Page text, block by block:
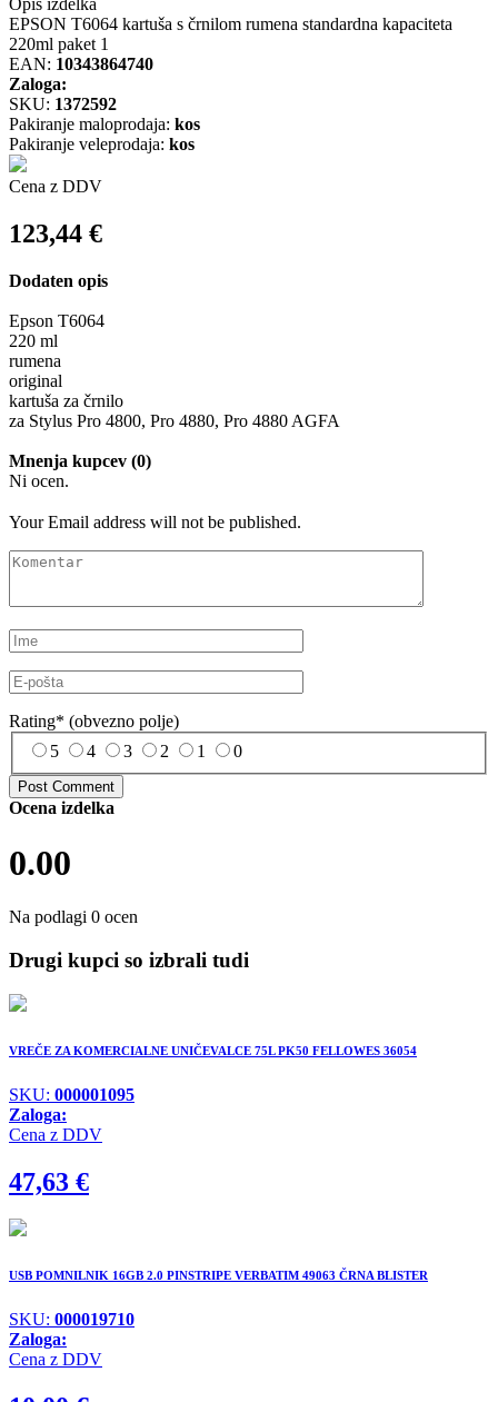
Opis izdelka
EPSON T6064 kartuša s črnilom rumena standardna kapaciteta
220ml paket 1
EAN: 10343864740
Zaloga:
SKU: 1372592
Pakiranje maloprodaja: kos
Pakiranje veleprodaja: kos
Cena z DDV
123,44 €
Dodaten opis
Epson T6064
220 ml
rumena
original
kartuša za črnilo
za Stylus Pro 4800, Pro 4880, Pro 4880 AGFA
Mnenja kupcev (0)
Ni ocen.
Your Email address will not be published.
Rating* (obvezno polje)
5
4 3 2 1 0
Ocena izdelka
0.00
Na podlagi 0 ocen
Drugi kupci so izbrali tudi
VREČE ZA KOMERCIALNE UNIČEVALCE 75L PK50 FELLOWES 36054
SKU: 000001095
Zaloga:
Cena z DDV
47,63 €
USB POMNILNIK 16GB 2.0 PINSTRIPE VERBATIM 49063 ČRNA BLISTER
SKU: 000019710
Zaloga:
Cena z DDV